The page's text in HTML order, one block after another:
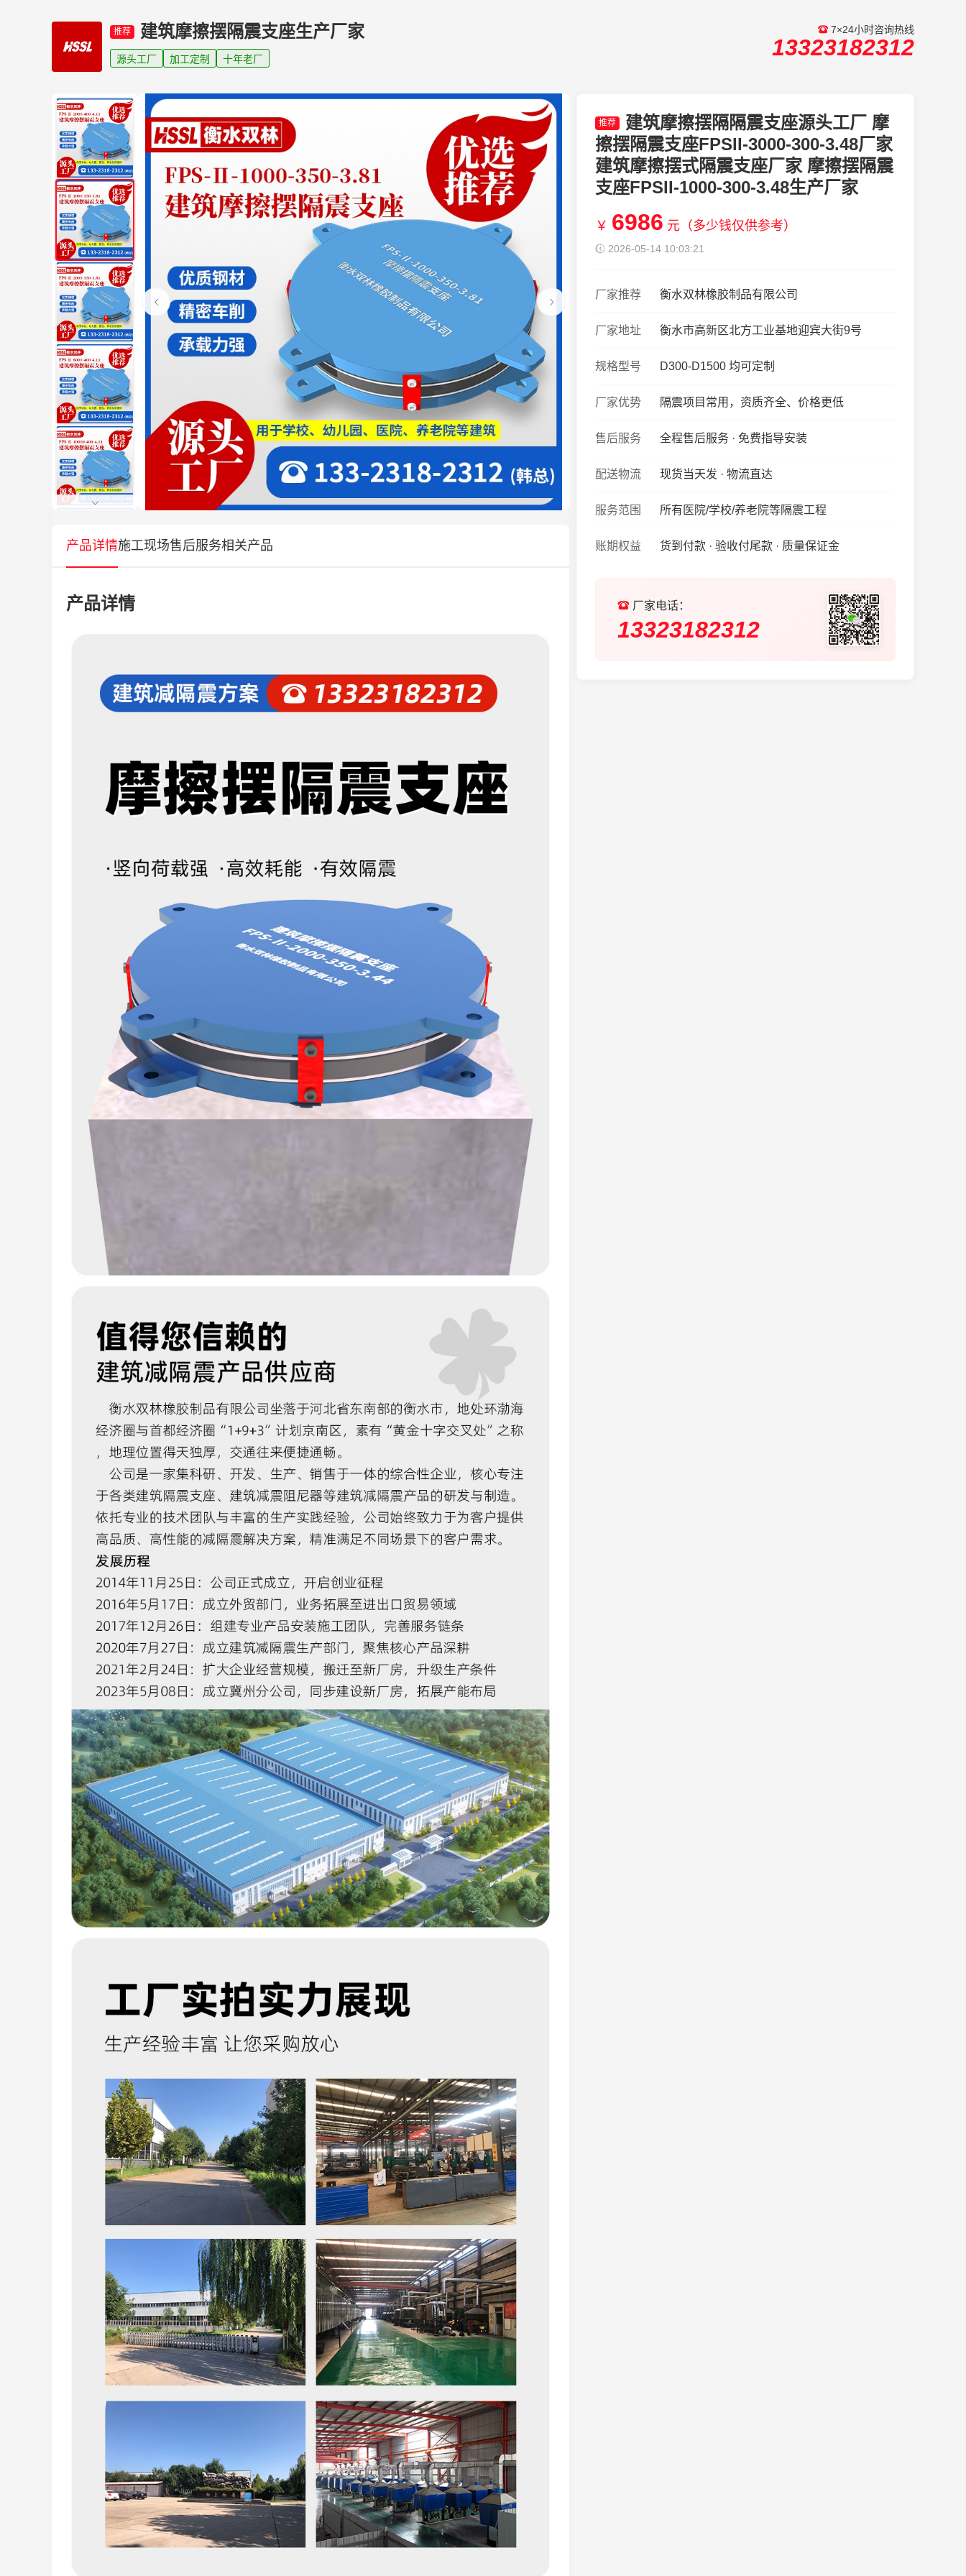
推荐 建筑摩擦摆隔震支座生产厂家
源头工厂 加工定制 十年老厂
7×24小时咨询热线
13323182312
推荐
建筑摩擦摆隔隔震支座源头工厂 摩
擦摆隔震支座FPSII-3000-300-3.48厂家
建筑摩擦摆式隔震支座厂家 摩擦摆隔震
支座FPSII-1000-300-3.48生产厂家
￥ 6986 元（多少钱仅供参考）
2026-05-14 10:03:21
厂家推荐 衡水双林橡胶制品有限公司
厂家地址 衡水市高新区北方工业基地迎宾大街9号
规格型号 D300-D1500 均可定制
厂家优势 隔震项目常用，资质齐全、价格更低
售后服务 全程售后服务 · 免费指导安装
配送物流 现货当天发 · 物流直达
服务范围 所有医院/学校/养老院等隔震工程
账期权益 货到付款 · 验收付尾款 · 质量保证金
厂家电话：
13323182312
产品详情施工现场售后服务相关产品
产品详情